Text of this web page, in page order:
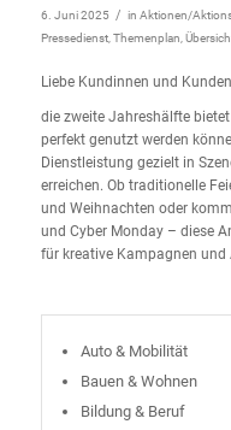
6. Juni 2025 / in Aktionen/
Pressedienst, Themenplan
Liebe Kundinnen und
die zweite Jahreshälfte
perfekt genutzt werden
Dienstleistung gezielt in
erreichen. Ob traditionelle
und Weihnachten oder
und Cyber Monday – diese
für kreative Kampagnen und
Auto & Mobilität
Bauen & Wohnen
Bildung & Beruf